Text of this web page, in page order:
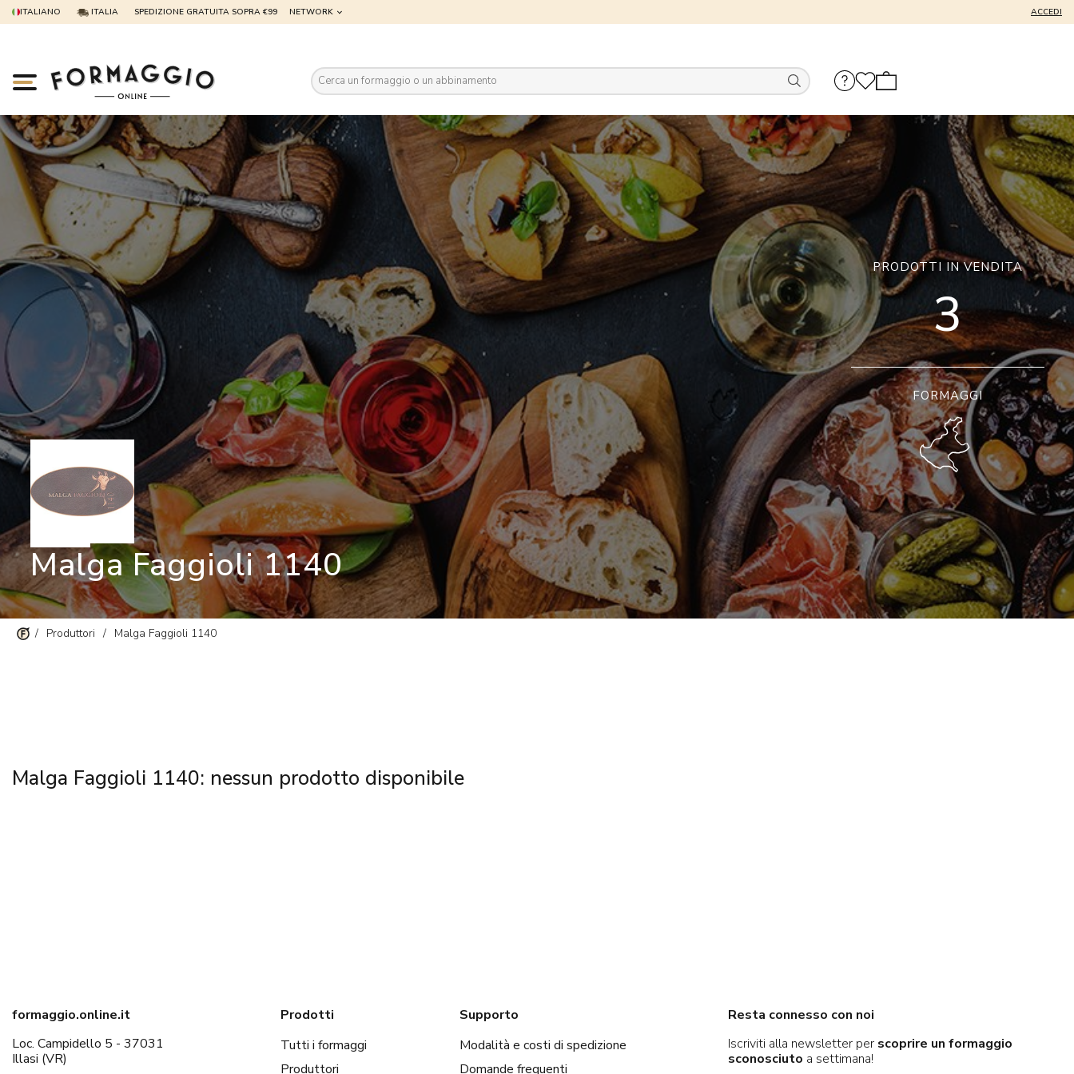
ITALIANO ITALIA SPEDIZIONE GRATUITA SOPRA €99 NETWORK ACCEDI
Malga Faggioli 1140
PRODOTTI IN VENDITA
3
FORMAGGI
/ Produttori / Malga Faggioli 1140
Malga Faggioli 1140: nessun prodotto disponibile
formaggio.online.it
Loc. Campidello 5 - 37031
Illasi (VR)
Prodotti
Tutti i formaggi
Produttori
Supporto
Modalità e costi di spedizione
Domande frequenti
Resta connesso con noi
Iscriviti alla newsletter per scoprire un formaggio
sconosciuto a settimana!